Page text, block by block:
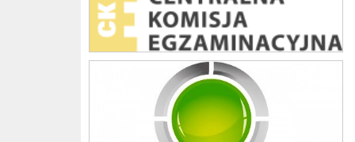
Librus szkoła